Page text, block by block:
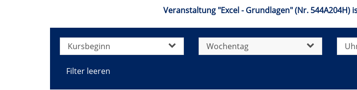
Veranstaltung "Excel - Grundlagen" (Nr.
Kursbeginn Wochentag
Filter leeren